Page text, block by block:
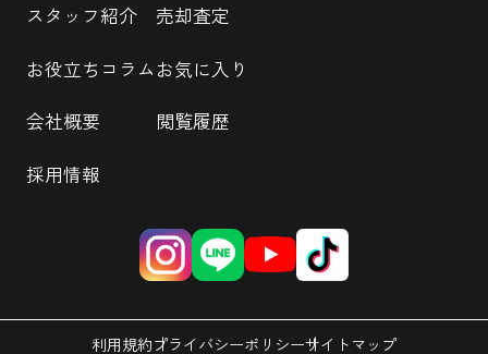
スタッフ紹介
お役立ちコラム
会社概要
採用情報
売却査定
お気に入り
閲覧履歴
利用規約プライバシーポリシーサイトマップ